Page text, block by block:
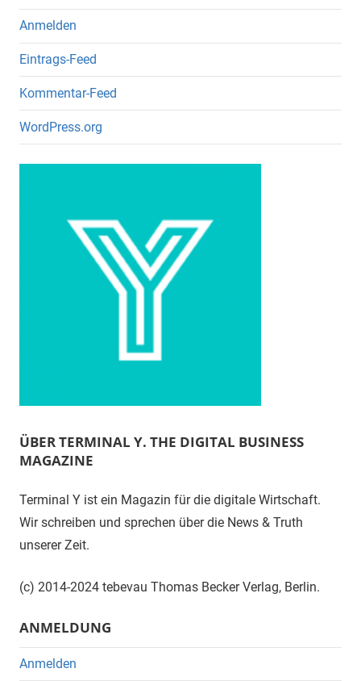
Anmelden
Eintrags-Feed
Kommentar-Feed
WordPress.org
ÜBER TERMINAL Y. THE DIGITAL BUSINESS
MAGAZINE
Terminal Y ist ein Magazin für die digitale Wirtschaft.
Wir schreiben und sprechen über die News & Truth
unserer Zeit.
(c) 2014-2024 tebevau Thomas Becker Verlag, Berlin.
ANMELDUNG
Anmelden